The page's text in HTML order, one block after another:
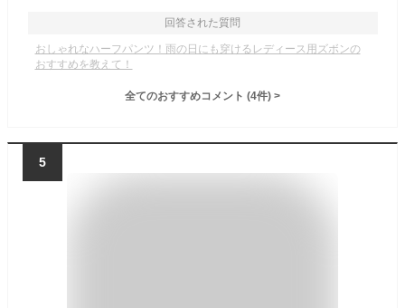
回答された質問
おしゃれなハーフパンツ！雨の日にも穿けるレディース用ズボンの
おすすめを教えて！
全てのおすすめコメント (4件) >
5